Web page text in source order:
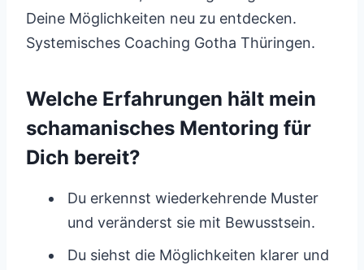
Deine Möglichkeiten neu zu entdecken.
Systemisches Coaching Gotha Thüringen.
Welche Erfahrungen hält mein
schamanisches Mentoring für
Dich bereit?
Du erkennst wiederkehrende Muster
und veränderst sie mit Bewusstsein.
Du siehst die Möglichkeiten klarer und